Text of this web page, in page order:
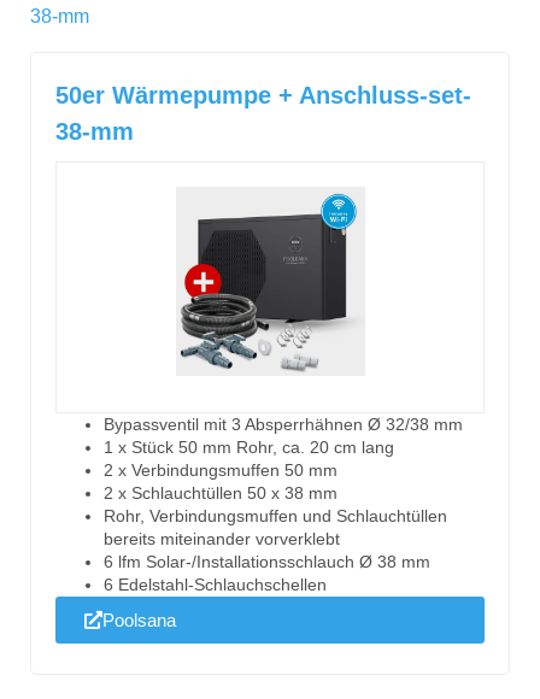
38-mm
50er Wärmepumpe + Anschluss-set-
38-mm
Bypassventil mit 3 Absperrhähnen Ø 32/38 mm
1 x Stück 50 mm Rohr, ca. 20 cm lang
2 x Verbindungsmuffen 50 mm
2 x Schlauchtüllen 50 x 38 mm
Rohr, Verbindungsmuffen und Schlauchtüllen
bereits miteinander vorverklebt
6 lfm Solar-/Installationsschlauch Ø 38 mm
6 Edelstahl-Schlauchschellen
Poolsana